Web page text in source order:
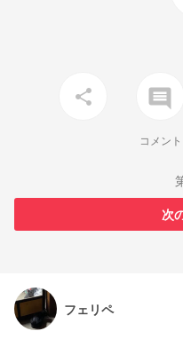
share insert_comment
コメント
次
フェリペ